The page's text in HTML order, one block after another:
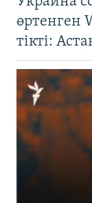
өртенген
тікті: